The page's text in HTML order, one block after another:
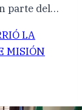
parte del…
LA
MISIÓN